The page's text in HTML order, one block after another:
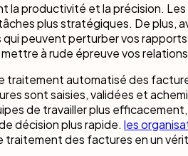
productivité et la précision.
plus stratégiques. De plus,
peuvent perturber vos
à rude épreuve vos
automatisé des
sont saisies, validées et
de travailler plus efficacement,
décision plus rapide. les
traitement des factures en un